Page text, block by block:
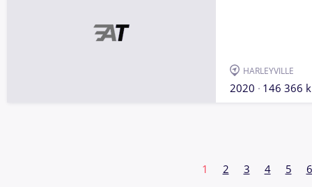
HARLEYVILLE
2020 146 366
1 2 3 4 5 6